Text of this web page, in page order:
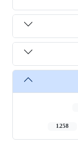
1,258